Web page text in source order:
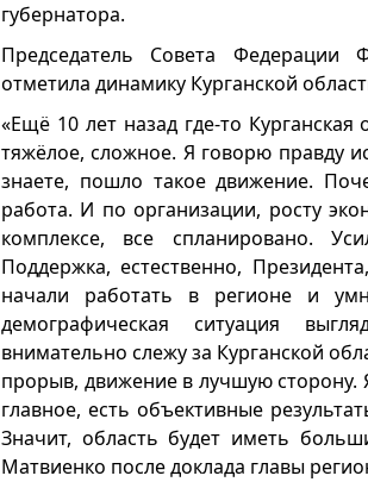
губернатора.
Председатель Совета Федерации
отметила динамику Курганской
«Ещё 10 лет назад где-то
тяжёлое, сложное. Я говорю правду
знаете, пошло такое движение.
работа. И по организации, росту
комплексе, все спланировано.
Поддержка, естественно,
начали работать в регионе и
демографическая ситуация
внимательно слежу за Курганской
прорыв, движение в лучшую сторону.
главное, есть объективные
Значит, область будет иметь
Матвиенко после доклада главы